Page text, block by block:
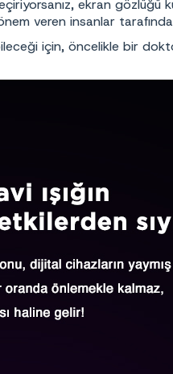
ekran gözlüğü
veren insanlar
için, öncelikle bir